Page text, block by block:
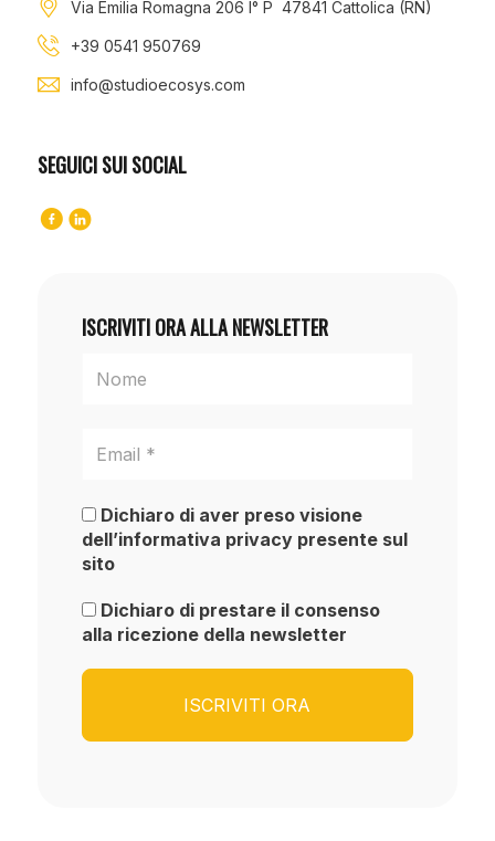
Via Emilia Romagna 206 I° P 47841 Cattolica (RN)
+39 0541 950769
info@studioecosys.com
SEGUICI SUI SOCIAL
ISCRIVITI ORA ALLA NEWSLETTER
Dichiaro di aver preso visione
dell’informativa privacy presente sul
sito
Dichiaro di prestare il consenso
alla ricezione della newsletter